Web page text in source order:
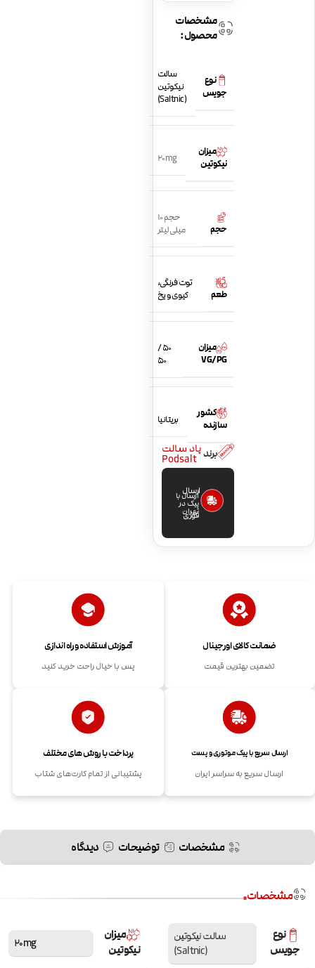
مشخصات
محصول:
نوع
جویس
سالت
نیکوتین
(Saltnic)
میزان
نیکوتین
20mg
حجم
حجم 10
میلی لیتر
طعم
توت فرنگی،
کیوی و یخ
میزان
VG/PG
50 /
50
کشور
سازنده
بریتانیا
برندپاد سالت
Podsalt
ارسال
فوری
ارسال با
پیک در
تهران
ضمانت کالای اورجینال
تضمین بهترین قیمت
آموزش استفاده و راه اندازی
پس با خیال راحت خرید کنید
ارسال سریع با پیک موتوری و پست
ارسال سریع به سراسر ایران
پرداخت با روش های مختلف
پشتیبانی از تمام کارت‌های شتاب
مشخصات توضیحات دیدگاه
مشخصات
نوع
جویس
سالت نیکوتین
(Saltnic)
میزان
نیکوتین
20mg